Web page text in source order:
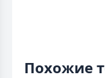
Похожие